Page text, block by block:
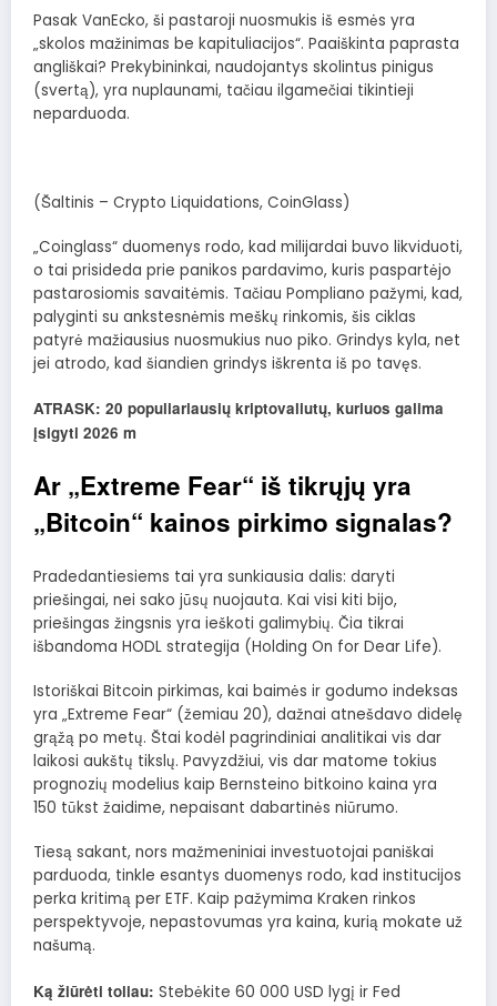
Pasak VanEcko, ši pastaroji nuosmukis iš esmės yra
„skolos mažinimas be kapituliacijos“. Paaiškinta paprasta
angliškai? Prekybininkai, naudojantys skolintus pinigus
(svertą), yra nuplaunami, tačiau ilgamečiai tikintieji
neparduoda.
(Šaltinis – Crypto Liquidations, CoinGlass)
„Coinglass“ duomenys rodo, kad milijardai buvo likviduoti,
o tai prisideda prie panikos pardavimo, kuris paspartėjo
pastarosiomis savaitėmis. Tačiau Pompliano pažymi, kad,
palyginti su ankstesnėmis meškų rinkomis, šis ciklas
patyrė mažiausius nuosmukius nuo piko. Grindys kyla, net
jei atrodo, kad šiandien grindys iškrenta iš po tavęs.
ATRASK: 20 populiariausių kriptovaliutų, kuriuos galima
įsigyti 2026 m
Ar „Extreme Fear“ iš tikrųjų yra
„Bitcoin“ kainos pirkimo signalas?
Pradedantiesiems tai yra sunkiausia dalis: daryti
priešingai, nei sako jūsų nuojauta. Kai visi kiti bijo,
priešingas žingsnis yra ieškoti galimybių. Čia tikrai
išbandoma HODL strategija (Holding On for Dear Life).
Istoriškai Bitcoin pirkimas, kai baimės ir godumo indeksas
yra „Extreme Fear“ (žemiau 20), dažnai atnešdavo didelę
grąžą po metų. Štai kodėl pagrindiniai analitikai vis dar
laikosi aukštų tikslų. Pavyzdžiui, vis dar matome tokius
prognozių modelius kaip Bernsteino bitkoino kaina yra
150 tūkst žaidime, nepaisant dabartinės niūrumo.
Tiesą sakant, nors mažmeniniai investuotojai paniškai
parduoda, tinkle esantys duomenys rodo, kad institucijos
perka kritimą per ETF. Kaip pažymima Kraken rinkos
perspektyvoje, nepastovumas yra kaina, kurią mokate už
našumą.
Ką žiūrėti toliau: Stebėkite 60 000 USD lygį ir Fed